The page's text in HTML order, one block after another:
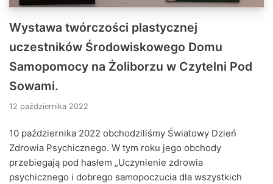
Wystawa twórczości plastycznej
uczestników Środowiskowego Domu
Samopomocy na Żoliborzu w Czytelni Pod
Sowami.
12 października 2022
10 października 2022 obchodziliśmy Światowy Dzień
Zdrowia Psychicznego. W tym roku jego obchody
przebiegają pod hasłem „Uczynienie zdrowia
psychicznego i dobrego samopoczucia dla wszystkich